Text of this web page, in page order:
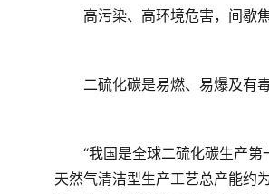
高污染、高环境危害，间歇
二硫化碳是易燃、易爆及有毒
“我国是全球二硫化碳生产第
天然气清洁型生产工艺总产能约